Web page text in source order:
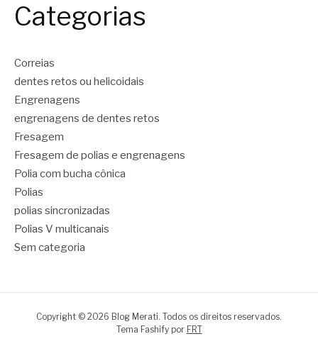
Categorias
Correias
dentes retos ou helicoidais
Engrenagens
engrenagens de dentes retos
Fresagem
Fresagem de polias e engrenagens
Polia com bucha cônica
Polias
polias sincronizadas
Polias V multicanais
Sem categoria
Copyright © 2026 Blog Merati. Todos os direitos reservados.
Tema Fashify por FRT